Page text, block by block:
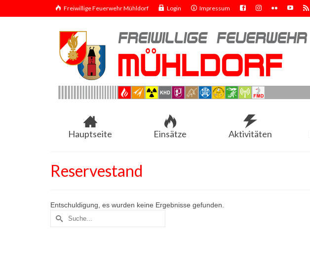
Freiwillige Feuerwehr Mühldorf Login Impressum
Hauptseite Einsätze Aktivitäten
Reservestand
Entschuldigung, es wurden keine Ergebnisse gefunden.
Suche
nach: